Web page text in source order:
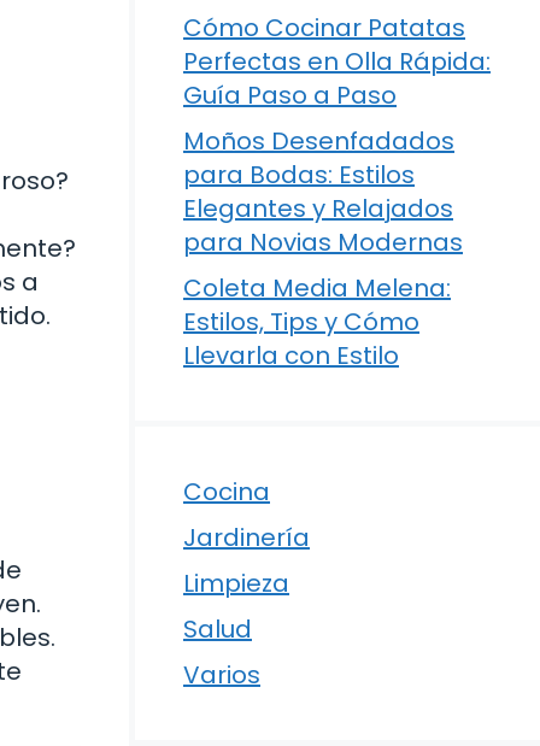
a
Cómo Cocinar Patatas
Perfectas en Olla Rápida:
Guía Paso a Paso
Moños Desenfadados
para Bodas: Estilos
Elegantes y Relajados
para Novias Modernas
Coleta Media Melena:
Estilos, Tips y Cómo
Llevarla con Estilo
Cocina
Jardinería
Limpieza
Salud
Varios